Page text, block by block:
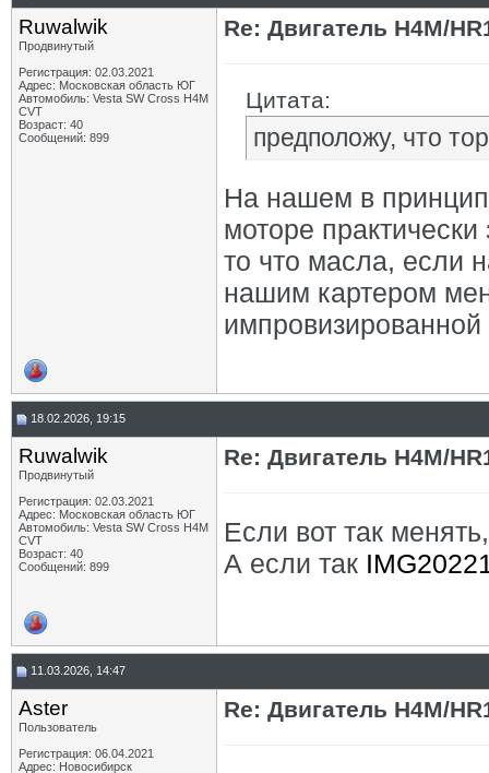
Ruwalwik
Продвинутый
Регистрация: 02.03.2021
Адрес: Московская область ЮГ
Автомобиль: Vesta SW Cross H4M
CVT
Возраст: 40
Сообщений: 899
Re: Двигатель H4M/
Цитата:
предположу, что
На нашем в
моторе
то что масла, если
нашим картером
18.02.2026, 19:15
Ruwalwik
Продвинутый
Регистрация: 02.03.2021
Адрес: Московская область ЮГ
Автомобиль: Vesta SW Cross H4M
CVT
Возраст: 40
Сообщений: 899
Re: Двигатель H4M/
Если вот так
А если так
11.03.2026, 14:47
Aster
Пользователь
Регистрация: 06.04.2021
Адрес: Новосибирск
Re: Двигатель H4M/